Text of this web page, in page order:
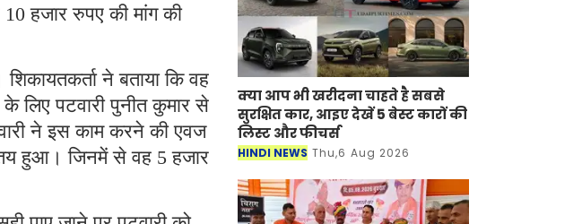
हजार रुपए की मांग की
ने बताया कि वह
लिए पटवारी पुनीत कुमार से
ने इस काम करने की एवज
हुआ। जिनमें से वह 5 हजार
क्या आप भी खरीदना चाहते है सबसे
सुरक्षित कार, आइए देखें 5 बेस्ट कारों की
लिस्ट और फीचर्स
HINDI NEWS Thu,6 Aug 2026